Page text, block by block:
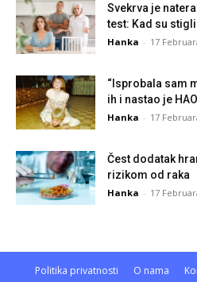
Svekrva je
test: Kad su
Hanka - 17
“Isprobala sam
ih i nastao je
Hanka - 17
Čest dodatak
rizikom od raka
Hanka - 17
Politika privatnosti O nama